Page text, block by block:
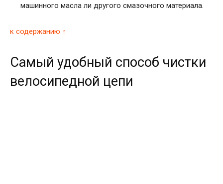
машинного масла ли другого смазочного материала.
к содержанию ↑
Самый удобный способ чистки
велосипедной цепи